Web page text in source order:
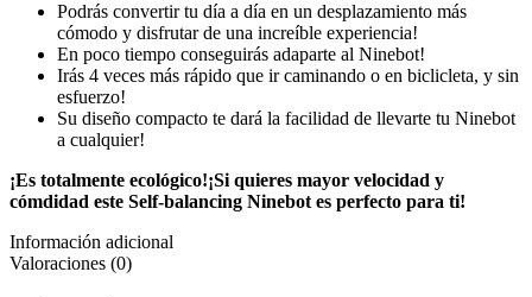
Podrás convertir tu día a día en un desplazamiento más
cómodo y disfrutar de una increíble experiencia!
En poco tiempo conseguirás adaparte al Ninebot!
Irás 4 veces más rápido que ir caminando o en biclicleta, y sin
esfuerzo!
Su diseño compacto te dará la facilidad de llevarte tu Ninebot
a cualquier!
¡Es totalmente ecológico!¡Si quieres mayor velocidad y
cómdidad este Self-balancing Ninebot es perfecto para ti!
Información adicional
Valoraciones (0)